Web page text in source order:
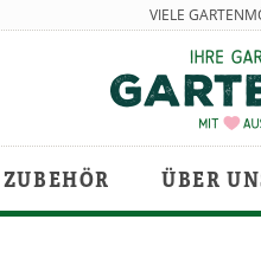
VIELE
ZUBEHÖR ÜBER